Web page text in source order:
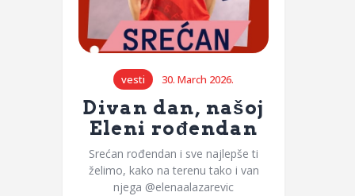
vesti 30. March 2026.
Divan dan, našoj
Eleni rođendan
Srećan rođendan i sve najlepše ti
želimo, kako na terenu tako i van
njega @elenaalazarevic